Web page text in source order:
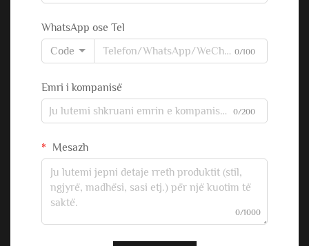
WhatsApp ose Tel
Code
0/100
Emri i kompanisë
0/200
Mesazh
0/1000